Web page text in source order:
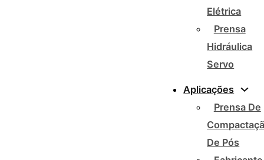
Elétrica
Prensa
Hidráulica
Servo
Aplicações
Prensa De
De Pós